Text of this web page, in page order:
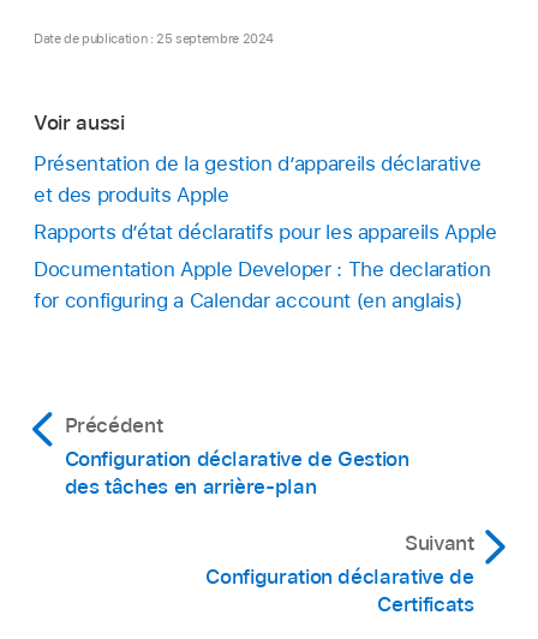
Date de publication : 25 septembre 2024
Voir aussi
Présentation de la gestion d’appareils déclarative
et des produits Apple
Rapports dʼétat déclaratifs pour les appareils Apple
Documentation Apple Developer : The declaration
for configuring a Calendar account (en anglais)
Précédent
Configuration déclarative de Gestion
des tâches en arrière-plan
Suivant
Configuration déclarative de
Certificats